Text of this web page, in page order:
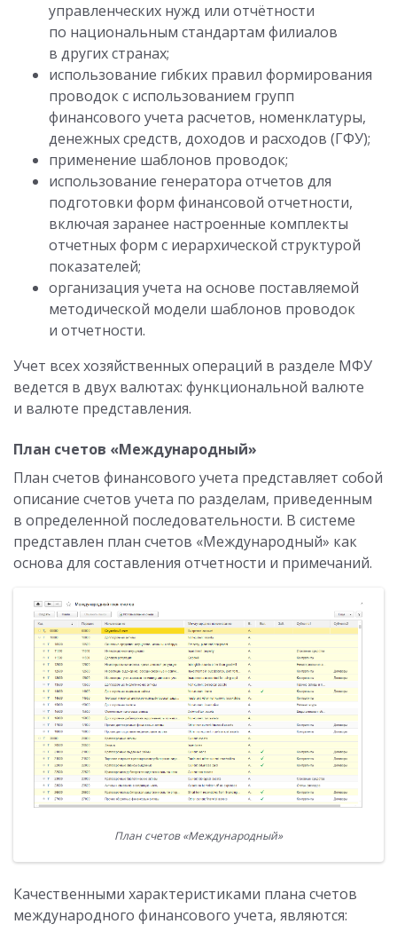
управленческих нужд или отчётности
по национальным стандартам филиалов
в других странах;
использование гибких правил формирования
проводок с использованием групп
финансового учета расчетов, номенклатуры,
денежных средств, доходов и расходов (ГФУ);
применение шаблонов проводок;
использование генератора отчетов для
подготовки форм финансовой отчетности,
включая заранее настроенные комплекты
отчетных форм с иерархической структурой
показателей;
организация учета на основе поставляемой
методической модели шаблонов проводок
и отчетности.
Учет всех хозяйственных операций в разделе МФУ
ведется в двух валютах: функциональной валюте
и валюте представления.
План счетов «Международный»
План счетов финансового учета представляет собой
описание счетов учета по разделам, приведенным
в определенной последовательности. В системе
представлен план счетов «Международный» как
основа для составления отчетности и примечаний.
План счетов «Международный»
Качественными характеристиками плана счетов
международного финансового учета, являются: